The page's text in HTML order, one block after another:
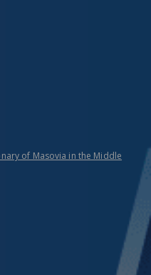
of Masovia in the Middle